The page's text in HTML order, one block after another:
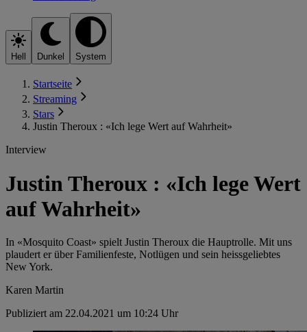
Hell Dunkel System
Startseite
Streaming
Stars
Justin Theroux : «Ich lege Wert auf Wahrheit»
Interview
Justin Theroux : «Ich lege Wert
auf Wahrheit»
In «Mosquito Coast» spielt Justin Theroux die Hauptrolle. Mit uns
plaudert er über Familienfeste, Notlügen und sein heissgeliebtes
New York.
Karen Martin
Publiziert am 22.04.2021 um 10:24 Uhr